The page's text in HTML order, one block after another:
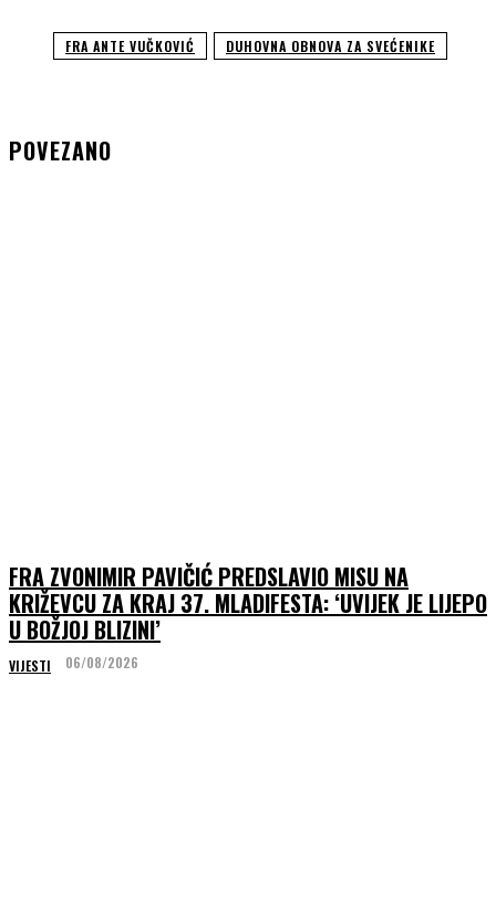
FRA ANTE VUČKOVIĆ DUHOVNA OBNOVA ZA SVEĆENIKE
POVEZANO
FRA ZVONIMIR PAVIČIĆ PREDSLAVIO MISU NA
KRIŽEVCU ZA KRAJ 37. MLADIFESTA: ‘UVIJEK JE LIJEPO
U BOŽJOJ BLIZINI’
VIJESTI 06/08/2026